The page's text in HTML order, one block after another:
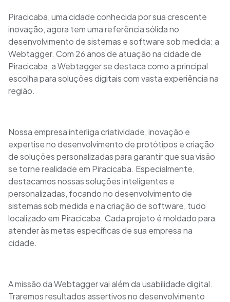
Piracicaba, uma cidade conhecida por sua crescente
inovação, agora tem uma referência sólida no
desenvolvimento de sistemas e software sob medida: a
Webtagger. Com 26 anos de atuação na cidade de
Piracicaba, a Webtagger se destaca como a principal
escolha para soluções digitais com vasta experiência na
região.
Nossa empresa interliga criatividade, inovação e
expertise no desenvolvimento de protótipos e criação
de soluções personalizadas para garantir que sua visão
se torne realidade em Piracicaba. Especialmente,
destacamos nossas soluções inteligentes e
personalizadas, focando no desenvolvimento de
sistemas sob medida e na criação de software, tudo
localizado em Piracicaba. Cada projeto é moldado para
atender às metas específicas de sua empresa na
cidade.
A missão da Webtagger vai além da usabilidade digital.
Traremos resultados assertivos no desenvolvimento